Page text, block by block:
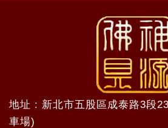
地址 : 新北市五股區成泰路3段
車場)